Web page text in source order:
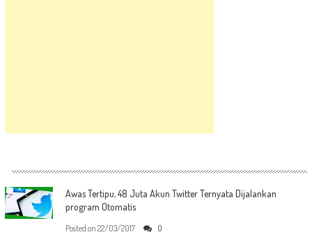
Awas Tertipu, 48 Juta Akun Twitter Ternyata Dijalankan
program Otomatis
Posted on 22/03/2017 0